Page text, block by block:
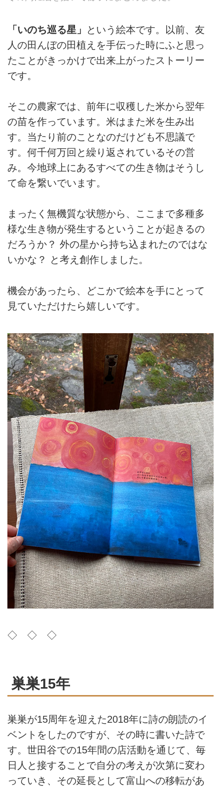
「いのち巡る星」
という絵本です。以前、友
人の田んぼの田植えを手伝った時にふと思っ
たことがきっかけで出来上がったストーリー
です。
そこの農家では、前年に収穫した米から翌年
の苗を作っています。米はまた米を生み出
す。当たり前のことなのだけども不思議で
す。何千何万回と繰り返されているその営
み。今地球上にあるすべての生き物はそうし
て命を繋いでいます。
まったく無機質な状態から、ここまで多種多
様な生き物が発生するということが起きるの
だろうか？ 外の星から持ち込まれたのではな
いかな？ と考え創作しました。
機会があったら、どこかで絵本を手にとって
見ていただけたら嬉しいです。
◇ ◇ ◇
巣巣15年
巣巣が15周年を迎えた2018年に詩の朗読のイ
ベントをしたのですが、その時に書いた詩で
す。世田谷での15年間の店活動を通じて、毎
日人と接することで自分の考えが次第に変わ
っていき、その延長として富山への移転があ